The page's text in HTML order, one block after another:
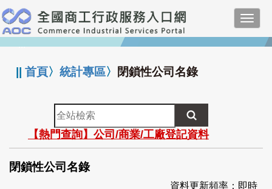
跳
到
主
要
:::
||首頁〉統計專區〉 閉鎖性公司名錄
全
站
檢
索
【熱門查詢】公司/商業/工廠登記資料
閉鎖性公司名錄
資料更新頻率：即時